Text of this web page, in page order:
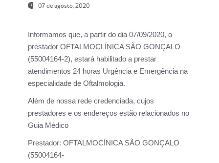
07 de agosto, 2020
Informamos que, a partir do dia 07/09/2020, o
prestador OFTALMOCLÍNICA SÃO GONÇALO
(55004164-2), estará habilitado a prestar
atendimentos 24 horas Urgência e Emergência na
especialidade de Oftalmologia.
Além de nossa rede credenciada, cujos
prestadores e os endereços estão relacionados no
Guia Médico
Prestador: OFTALMOCÍNICA SÃO GONÇALO
(55004164-